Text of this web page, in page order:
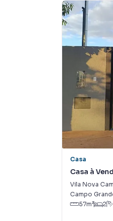
Anuncie seu
imóveis em
Na KSA
imobiliárias
em Vila Nova
campanhas
e tendo como
também com
preparada
Casa
Casa à
Vila Nova
Campo
57m² 2